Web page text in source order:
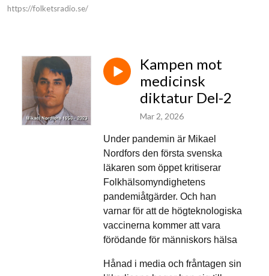
https://folketsradio.se/
Kampen mot
medicinsk
diktatur Del-2
Mar 2, 2026
Under pandemin är Mikael
Nordfors den första svenska
läkaren som öppet kritiserar
Folkhälsomyndighetens
pandemiåtgärder. Och han
varnar för att de högteknologiska
vaccinerna kommer att vara
förödande för människors hälsa
Hånad i media och fråntagen sin